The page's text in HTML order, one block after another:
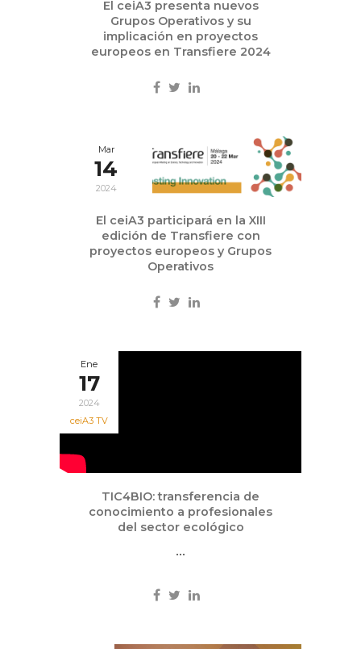
El ceiA3 presenta nuevos
Grupos Operativos y su
implicación en proyectos
europeos en Transfiere 2024
Mar
14
2024
El ceiA3 participará en la XIII
edición de Transfiere con
proyectos europeos y Grupos
Operativos
Ene
17
2024
ceiA3 TV
TIC4BIO: transferencia de
conocimiento a profesionales
del sector ecológico
...